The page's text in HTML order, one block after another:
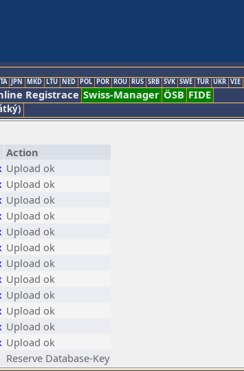
JPN MKD LTU NED POL POR ROU RUS SRB SVK SWE TUR UKR VIE
Registrace Swiss-Manager ÖSB FIDE
Action
Upload ok
Upload ok
Upload ok
Upload ok
Upload ok
Upload ok
Upload ok
Upload ok
Upload ok
Upload ok
Upload ok
Upload ok
Reserve Database-Key